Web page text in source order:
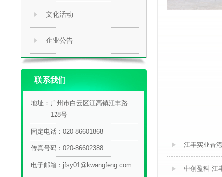
文化活动
企业公告
联系我们
地址： 广州市白云区江高镇江丰路
128号
固定电话： 020-86601868
传真号码： 020-86602388
电子邮箱： jfsy01@kwangfeng.com
江丰实业香
中创盈科-江